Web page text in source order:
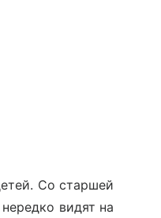
Со старшей
видят на